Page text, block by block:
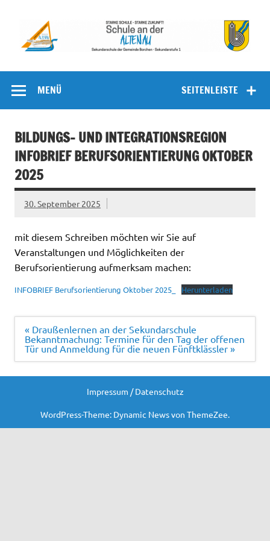
Schule an
der Altenau
SEITENLEISTE
MENÜ
BILDUNGS- UND INTEGRATIONSREGION
INFOBRIEF BERUFSORIENTIERUNG OKTOBER
2025
30. September 2025
mit diesem Schreiben möchten wir Sie auf
Veranstaltungen und Möglichkeiten der
Berufsorientierung aufmerksam machen:
INFOBRIEF Berufsorientierung Oktober 2025_ Herunterladen
Beitragsnavigation
« Draußenlernen an der Sekundarschule
Bekanntmachung: Termine für den Tag der offenen
Tür und Anmeldung für die neuen Fünftklässler »
Impressum / Datenschutz
WordPress-Theme: Dynamic News von ThemeZee.